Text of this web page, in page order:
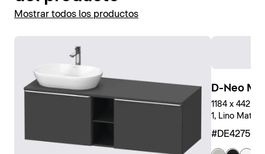
Mostrar todos los productos
D-Neo
1184 x 442 x
1, Lino Mate,